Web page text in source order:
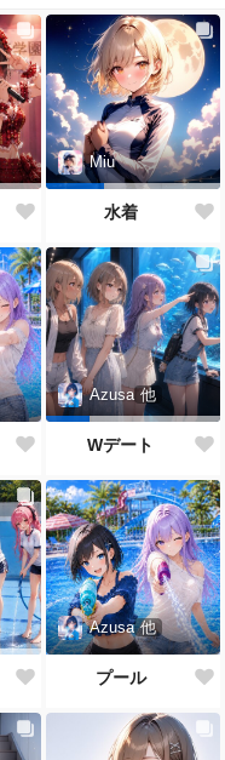
Miu
水着
Azusa 他
Wデート
Azusa 他
プール